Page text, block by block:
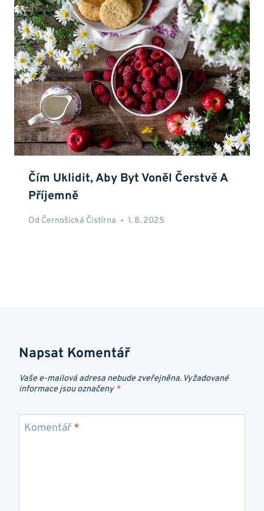
Čím Uklidit, Aby Byt Voněl Čerstvě A
Příjemně
Od Černošická Čistírna 1. 8. 2025
Napsat Komentář
Vaše e-mailová adresa nebude zveřejněna. Vyžadované
informace jsou označeny *
Komentář *